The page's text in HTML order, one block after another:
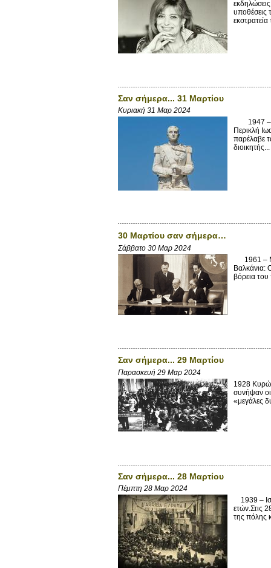
υποθέσεις
Σαν σήμερα... 31 Μαρτίου
Κυριακή 31 Μαρ 2024
1947 – Η
Περικλή
παρέλαβε
διοικητής...
30 Μαρτίου σαν σήμερα…
Σάββατο 30 Μαρ 2024
1961 –
Βαλκάνια:
βόρεια
Σαν σήμερα... 29 Μαρτίου
Παρασκευή 29 Μαρ 2024
1928
συνήψαν
«μεγάλες
Σαν σήμερα... 28 Μαρτίου
Πέμπτη 28 Μαρ 2024
1939 –
ετών.Στις
της πόλης